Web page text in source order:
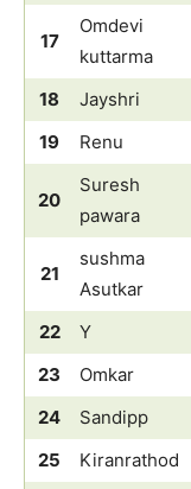
17
Omdevi
kuttarma
18 Jayshri
19
Renu
20
Suresh
pawara
21
sushma
Asutkar
22 Y
23
Omkar
24
Sandipp
25
Kiranrathod